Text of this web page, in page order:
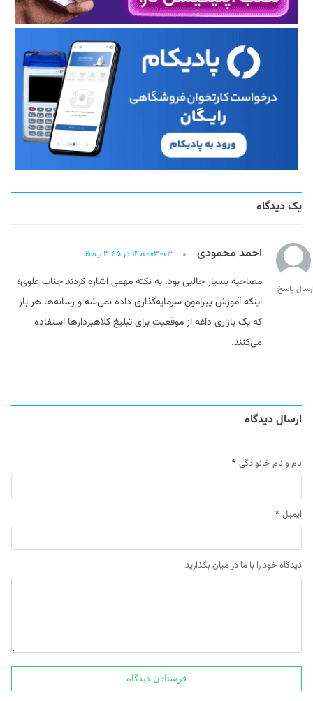
یک دیدگاه
احمد محمودی ۱۴۰۰-۰۳-۰۳ در ۳:۴۵ ب٫ظ
مصاحبه بسیار جالبی بود. به نکته مهمی اشاره کردند جناب علوی؛
اینکه آموزش پیرامون سرمایه‌گذاری داده نمی‌شه و رسانه‌ها هر بار
که یک بازاری داغه از موقعیت برای تبلیغ کلاهبردارها استفاده
می‌کنند.
پاسخ
ارسال دیدگاه
نام و نام خانوادگی *
ایمیل *
دیدگاه خود را با ما در میان بگذارید